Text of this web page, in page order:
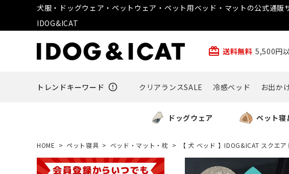
犬服・ドッグウェア・ペットウェア・ペット用ベッド・マットの公式通販
IDOG&ICAT
card_giftcard 送料無料 5,500円
トレンドキーワード error_outline クリアランスSALE 冷感ベッド お出か
ドッグウェア ペット寝
HOME ペット寝具 ベッド・マット・枕 【 犬 ベッド 】IDOG&ICAT スクエ